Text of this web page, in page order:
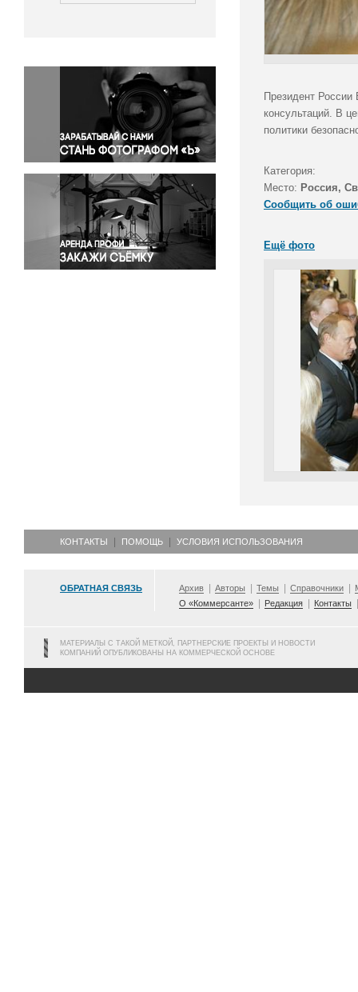
Окружающая среда
Политика
Правосудие
Происшествия и конфликты
Религия
Светская жизнь
Спорт
Экология
Экономика и бизнес
Президент
консультаций. В
политики
Категория:
Место: Россия,
Сообщить об
Ещё фото
КОНТАКТЫ ПОМОЩЬ УСЛОВИЯ ИСПОЛЬЗОВАНИЯ
ОБРАТНАЯ СВЯЗЬ Архив Авторы Темы Справочники
О «Коммерсанте»
Редакция Контакты
МАТЕРИАЛЫ С ТАКОЙ МЕТКОЙ, ПАРТНЕРСКИЕ ПРОЕКТЫ И НОВОСТИ
КОМПАНИЙ ОПУБЛИКОВАНЫ НА КОММЕРЧЕСКОЙ ОСНОВЕ